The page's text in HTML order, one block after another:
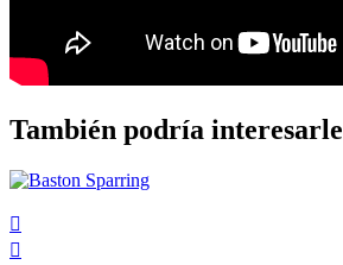
También podría interesarle

